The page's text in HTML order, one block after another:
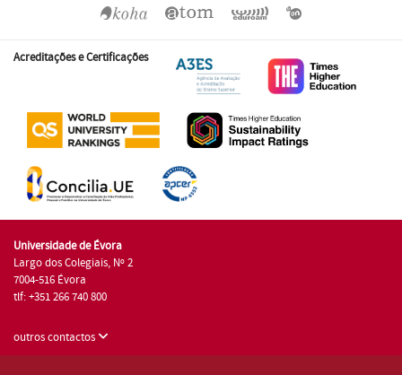
Acreditações e Certificações
Universidade de Évora
Largo dos Colegiais, Nº 2
7004-516 Évora
tlf: +351 266 740 800
outros contactos